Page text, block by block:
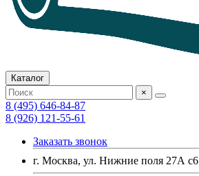
Каталог
×
8 (495) 646-84-87
8 (926) 121-55-61
Заказать звонок
г. Москва, ул. Нижние поля 27А с6